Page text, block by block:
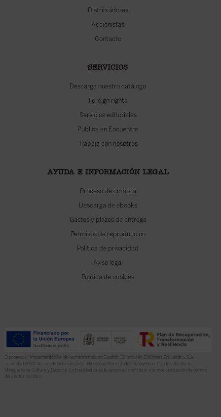
Distribuidores
Accionistas
Contacto
SERVICIOS
Descarga nuestro catálogo
Foreign rights
Servicios editoriales
Publica en Encuentro
Trabaja con nosotros
AYUDA E INFORMACIÓN LEGAL
Proceso de compra
Descarga de ebooks
Gastos y plazos de entrega
Permisos de reproducción
Política de privacidad
Aviso legal
Política de cookies
El proyecto “Implementación de herramientas de Gestión Editorial en Ediciones Encuentro, S.A.
anualidad 2022” ha sido financiado por la Dirección General del Libro y Fomento de la Lectura,
Ministerio de Cultura y Deporte. La finalidad de este apoyo es contribuir a la modernización de pymes
del sector del libro.